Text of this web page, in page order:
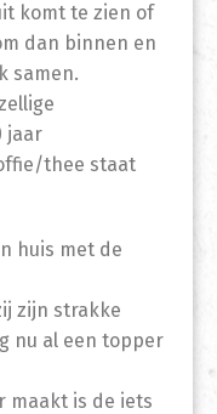
komt te zien of
dan binnen en
samen.
jaar
thee staat
huis met de
zijn strakke
nu al een topper
maakt is de iets